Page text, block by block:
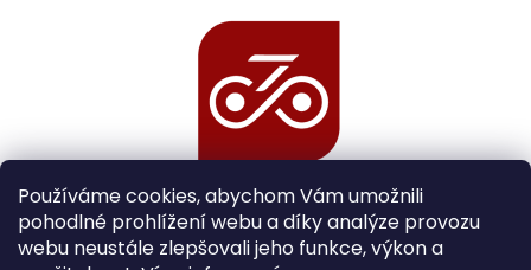
Používáme cookies, abychom Vám umožnili
pohodlné prohlížení webu a díky analýze provozu
webu neustále zlepšovali jeho funkce, výkon a